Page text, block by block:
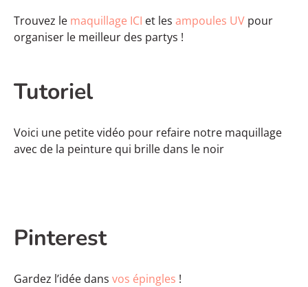
Trouvez le maquillage ICI et les ampoules UV pour
organiser le meilleur des partys !
Tutoriel
Voici une petite vidéo pour refaire notre maquillage
avec de la peinture qui brille dans le noir
Pinterest
Gardez l’idée dans vos épingles !